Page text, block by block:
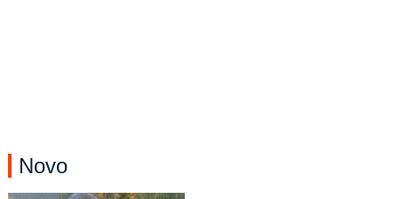
Novo